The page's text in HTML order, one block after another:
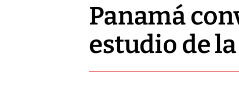
Panamá
estudio de